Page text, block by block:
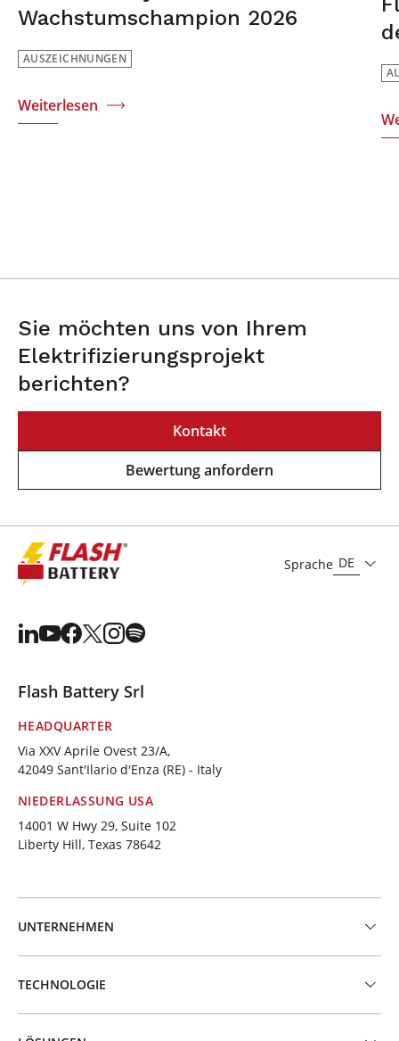
Wachstumschampion 2026
AUSZEICHNUNGEN
Weiterlesen
Sie möchten uns von Ihrem
Elektrifizierungsprojekt
berichten?
Kontakt
Bewertung anfordern
Sprache DE
Flash Battery Srl
HEADQUARTER
Via XXV Aprile Ovest 23/A,
42049 Sant'Ilario d'Enza (RE) - Italy
NIEDERLASSUNG USA
14001 W Hwy 29, Suite 102
Liberty Hill, Texas 78642
UNTERNEHMEN
TECHNOLOGIE